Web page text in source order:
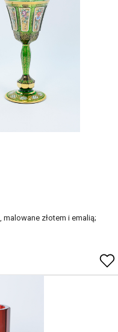
złotem i emalią;